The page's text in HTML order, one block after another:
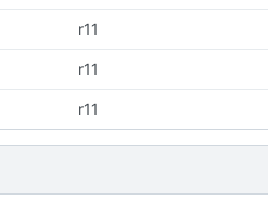
r11
r11
r11